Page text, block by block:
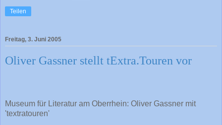
Teilen
Freitag, 3. Juni 2005
Oliver Gassner stellt tExtra.Touren vor
Museum für Literatur am Oberrhein: Oliver Gassner mit
'textratouren'